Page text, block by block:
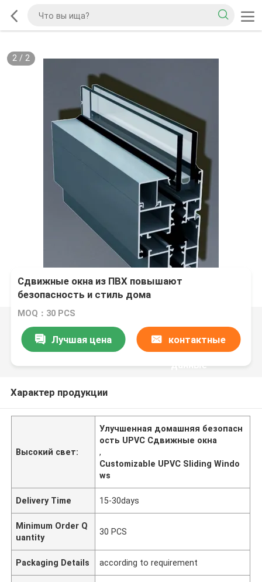
2/ 2
Сдвижные окна из ПВХ повышают
безопасность и стиль дома
MOQ：30 PCS
Лучшая цена контактные
данные
Характер продукции
Высокий свет:
Улучшенная домашняя безопасн
ость UPVC Сдвижные окна
,
Customizable UPVC Sliding Windo
ws
Delivery Time 15-30days
Minimum Order Q
uantity
30 PCS
Packaging Details according to requirement